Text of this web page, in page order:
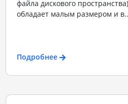
файла дискового
обладает малым размером и
Подробнее